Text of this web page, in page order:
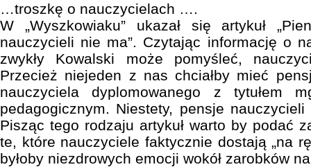
…troszkę o nauczycielach ….
W „Wyszkowiaku” ukazał się artykuł
nauczycieli nie ma”. Czytając informację o
zwykły Kowalski może pomyśleć,
Przecież niejeden z nas chciałby mieć
nauczyciela dyplomowanego z tytułem
pedagogicznym. Niestety, pensje
Pisząc tego rodzaju artykuł warto by podać
te, które nauczyciele faktycznie dostają „na
byłoby niezdrowych emocji wokół zarobków